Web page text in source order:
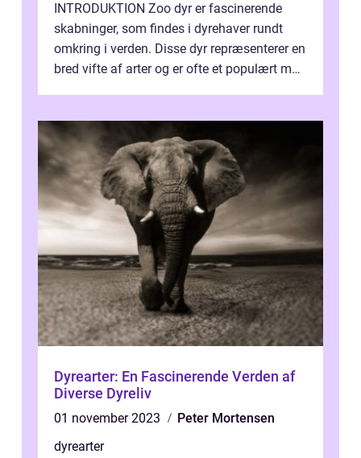
INTRODUKTION Zoo dyr er fascinerende
skabninger, som findes i dyrehaver rundt
omkring i verden. Disse dyr repræsenterer en
bred vifte af arter og er ofte et populært mål
Dyrearter: En Fascinerende Verden af
Diverse Dyreliv
01 november 2023
Peter Mortensen
dyrearter